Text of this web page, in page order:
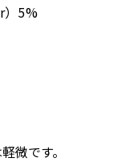
5%
微です。